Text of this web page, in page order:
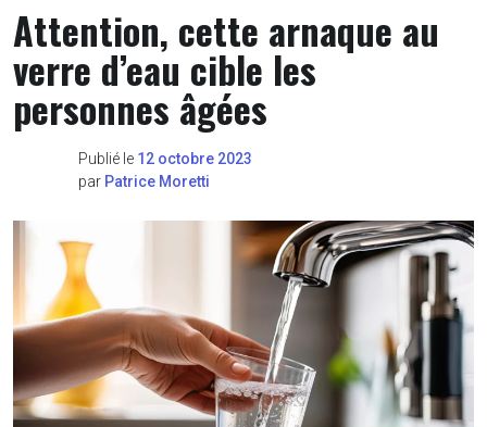
Attention, cette arnaque au
verre d’eau cible les
personnes âgées
Publié le 12 octobre 2023
par Patrice Moretti